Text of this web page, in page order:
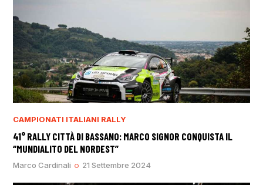
CAMPIONATI ITALIANI RALLY
41° RALLY CITTÀ DI BASSANO: MARCO SIGNOR CONQUISTA IL
“MUNDIALITO DEL NORDEST”
Marco Cardinali 21 Settembre 2024